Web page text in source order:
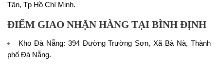
Tân, Tp Hồ Chí Minh.
ĐIỂM GIAO NHẬN HÀNG TẠI BÌNH ĐỊNH
Kho Đà Nẵng: 394 Đường Trường Sơn, Xã Bà Nà, Thành
phố Đà Nẵng.